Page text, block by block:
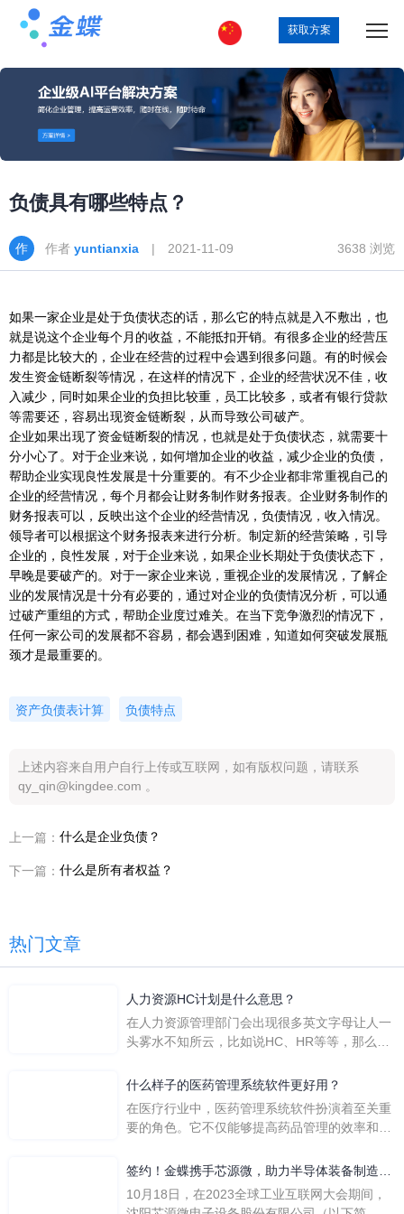
获取方案
负债具有哪些特点？
作者 yuntianxia | 2021-11-09 3638 浏览
如果一家企业是处于负债状态的话，那么它的特点就是入不敷出，也
就是说这个企业每个月的收益，不能抵扣开销。有很多企业的经营压
力都是比较大的，企业在经营的过程中会遇到很多问题。有的时候会
发生资金链断裂等情况，在这样的情况下，企业的经营状况不佳，收
入减少，同时如果企业的负担比较重，员工比较多，或者有银行贷款
等需要还，容易出现资金链断裂，从而导致公司破产。
企业如果出现了资金链断裂的情况，也就是处于负债状态，就需要十
分小心了。对于企业来说，如何增加企业的收益，减少企业的负债，
帮助企业实现良性发展是十分重要的。有不少企业都非常重视自己的
企业的经营情况，每个月都会让财务制作财务报表。企业财务制作的
财务报表可以，反映出这个企业的经营情况，负债情况，收入情况。
领导者可以根据这个财务报表来进行分析。制定新的经营策略，引导
企业的，良性发展，对于企业来说，如果企业长期处于负债状态下，
早晚是要破产的。对于一家企业来说，重视企业的发展情况，了解企
业的发展情况是十分有必要的，通过对企业的负债情况分析，可以通
过破产重组的方式，帮助企业度过难关。在当下竞争激烈的情况下，
任何一家公司的发展都不容易，都会遇到困难，知道如何突破发展瓶
颈才是最重要的。
资产负债表计算 负债特点
上述内容来自用户自行上传或互联网，如有版权问题，请联系
qy_qin@kingdee.com 。
上一篇： 什么是企业负债？
下一篇： 什么是所有者权益？
热门文章
人力资源HC计划是什么意思？
在人力资源管理部门会出现很多英文字母让人一
头雾水不知所云，比如说HC、HR等等，那么它
么呢？
什么样子的医药管理系统软件更好用？
在医疗行业中，医药管理系统软件扮演着至关重
要的角色。它不仅能够提高药品管理的效率和准
一个好用的医药管理系统软件应具备以下特点。
地进行操作。 复杂的
签约！金蝶携手芯源微，助力半导体装备制造领
先企业迈向世界
10月18日，在2023全球工业互联网大会期间，